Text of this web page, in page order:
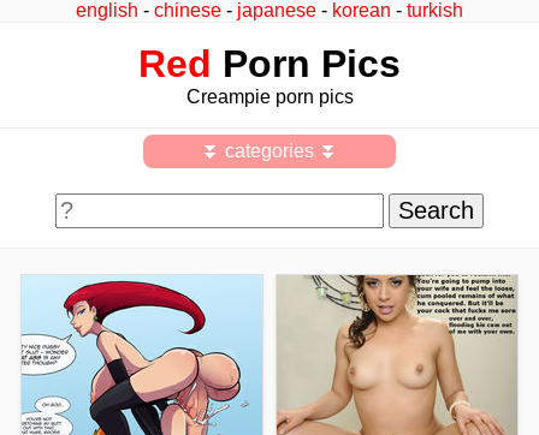
english - chinese - japanese - korean - turkish
Red Porn Pics
Creampie porn pics
⏬ categories ⏬